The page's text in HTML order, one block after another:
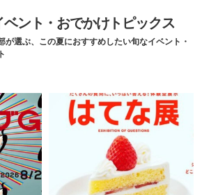
ント・おでかけトピックス
が選ぶ、この夏におすすめしたい旬なイベント・